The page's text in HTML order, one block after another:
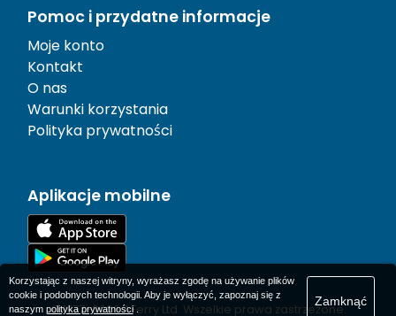
Pomoc i przydatne informacje
Moje konto
Kontakt
O nas
Warunki korzystania
Polityka prywatności
Aplikacje mobilne
© 1977-2026AFerry Ltd. Wszelkie prawa zastrzeżone.
Korzystając z naszej witryny, wyrażasz zgodę na używanie plików
cookie i podobnych technologii. Aby je wyłączyć, zapoznaj się z
naszym polityka prywatności.
Zamknąć